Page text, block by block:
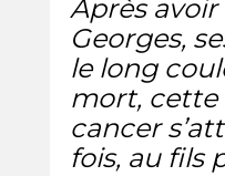
Après
Georges,
le long
mort, cette
cancer
fois, au fils